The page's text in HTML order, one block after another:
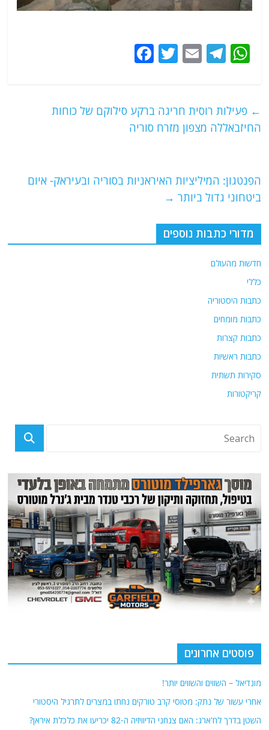
W
s
A
T
g
ra
E
l
T
er
e
b
k
← פעילות רוסית חריגה ברקע סילוקם של כוחות
החיזבאללה מצפון מזרח סוריה
הפנטגון: המיליציות האיראניות בסוריה ובעיראק- איום
ביטחוני גדול ביותר →
מדורי כתבות נוספים
חדשות מהעולם
כללי
כתבות היסטוריה
כתבות מומחים
כתבות קצרות
כתבות ראשיות
סקירות תשתית
קריקטורות
פוסטים אחרונים
מונדיאל – השווים והשווים יותר!
אחרי עשור של נתק: מטוסי קרב טורקים נחתו במצרים לתרגיל היסטורי
השטן בדרך לח'ארג: האם צנחני הדיוויזיה ה-82 יכריעו את כלכלת איראן?